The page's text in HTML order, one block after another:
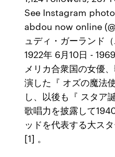
See Instagram
abdou now online
ュディ・ガーランド
1922年 6月10日 -
メリカ合衆国の女優
演した『 オズの魔法
し、以後も『 スタア
歌唱力を披露して
ッドを代表する大ス
[1] 。